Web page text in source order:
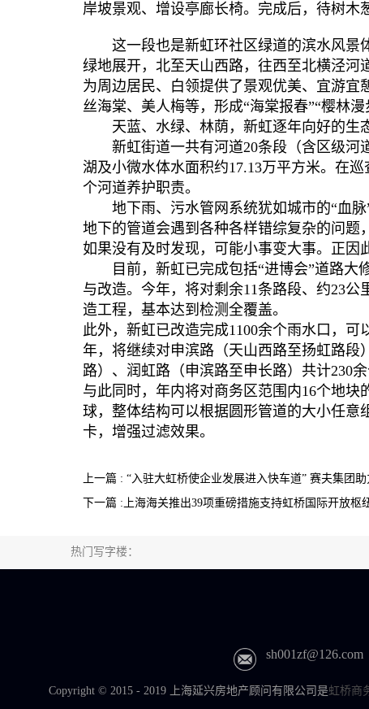
岸坡景观、增设亭廊长椅。完成后，待树木
这一段也是新虹环社区绿道的滨水风景
绿地展开，北至天山西路，往西至北横泾河
为周边居民、白领提供了景观优美、宜游
丝海棠、美人梅等，形成“海棠报春”“樱林漫
天蓝、水绿、林荫，新虹逐年向好的生态
新虹街道一共有河道20条段（含区级河道
湖及小微水体水面积约17.13万平方米。在
个河道养护职责。
地下雨、污水管网系统犹如城市的“血脉
地下的管道会遇到各种各样错综复杂的问题
如果没有及时发现，可能小事变大事。正因
目前，新虹已完成包括“进博会”道路大修
与改造。今年，将对剩余11条路段、约23
造工程，基本达到检测全覆盖。
此外，新虹已改造完成1100余个雨水口，
年，将继续对申滨路（天山西路至扬虹路
路）、润虹路（申滨路至申长路）共计230
与此同时，年内将对商务区范围内16个地
球，整体结构可以根据圆形管道的大小任意
卡，增强过滤效果。
上一篇 : “入驻大虹桥使企业发展进入快车道” 赛夫集团
下一篇 :上海海关推出39项重磅措施支持虹桥国际开放枢
热门写字楼：
sh001zf@126.com
Copyright © 2015 - 2019 上海延兴房地产顾问有限公司是虹桥商